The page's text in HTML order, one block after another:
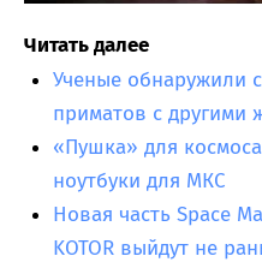
Читать далее
Ученые обнаружили
приматов с другими
«Пушка» для
ноутбуки для МКС
Новая часть Space
KOTOR выйдут не